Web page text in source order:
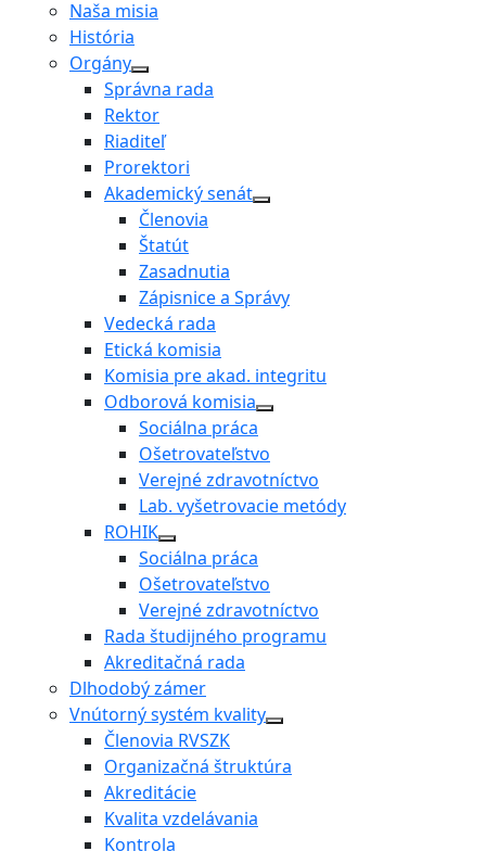
Naša misia
História
Orgány
Správna rada
Rektor
Riaditeľ
Prorektori
Akademický senát
Členovia
Štatút
Zasadnutia
Zápisnice a Správy
Vedecká rada
Etická komisia
Komisia pre akad. integritu
Odborová komisia
Sociálna práca
Ošetrovateľstvo
Verejné zdravotníctvo
Lab. vyšetrovacie metódy
ROHIK
Sociálna práca
Ošetrovateľstvo
Verejné zdravotníctvo
Rada študijného programu
Akreditačná rada
Dlhodobý zámer
Vnútorný systém kvality
Členovia RVSZK
Organizačná štruktúra
Akreditácie
Kvalita vzdelávania
Kontrola